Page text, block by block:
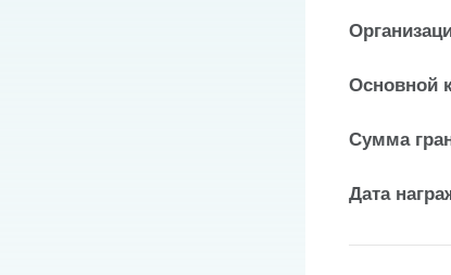
Основной
Сумма
Дата